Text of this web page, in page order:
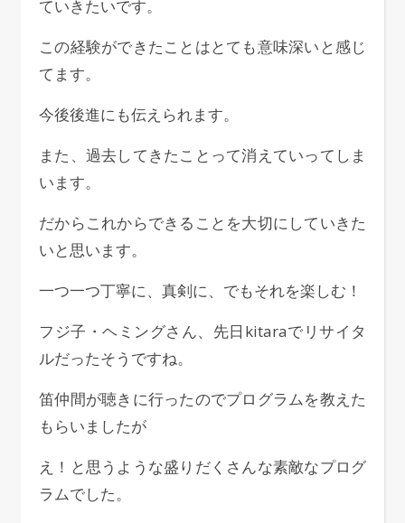
ていきたいです。
この経験ができたことはとても意味深いと感じ
てます。
今後後進にも伝えられます。
また、過去してきたことって消えていってしま
います。
だからこれからできることを大切にしていきた
いと思います。
一つ一つ丁寧に、真剣に、でもそれを楽しむ！
フジ子・ヘミングさん、先日kitaraでリサイタ
ルだったそうですね。
笛仲間が聴きに行ったのでプログラムを教えた
もらいましたが
え！と思うような盛りだくさんな素敵なプログ
ラムでした。